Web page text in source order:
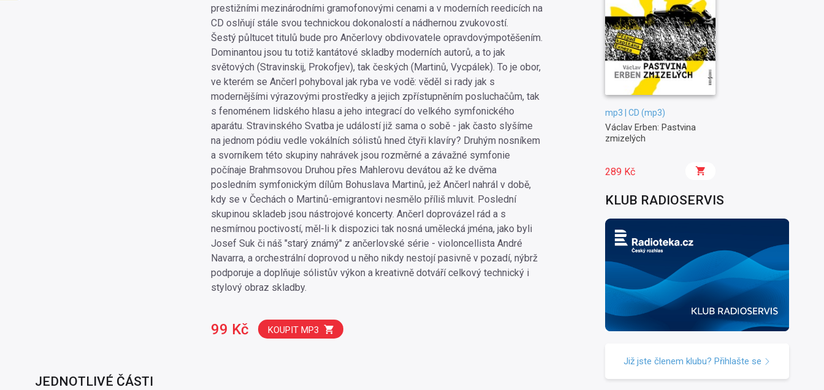
prestižními mezinárodními gramofonovými cenami a v moderních reedicích na
CD oslňují stále svou technickou dokonalostí a nádhernou zvukovostí.
Šestý půltucet titulů bude pro Ančerlovy obdivovatele opravdovýmpotěšením.
Dominantou jsou tu totiž kantátové skladby moderních autorů, a to jak
světových (Stravinskij, Prokofjev), tak českých (Martinů, Vycpálek). To je obor,
ve kterém se Ančerl pohyboval jak ryba ve vodě: věděl si rady jak s
modernějšími výrazovými prostředky a jejich zpřístupněním posluchačům, tak
s fenoménem lidského hlasu a jeho integrací do velkého symfonického
aparátu. Stravinského Svatba je událostí již sama o sobě - jak často slyšíme
na jednom pódiu vedle vokálních sólistů hned čtyři klavíry? Druhým nosníkem
a svorníkem této skupiny nahrávek jsou rozměrné a závažné symfonie
počínaje Brahmsovou Druhou přes Mahlerovu devátou až ke dvěma
posledním symfonickým dílům Bohuslava Martinů, jež Ančerl nahrál v době,
kdy se v Čechách o Martinů-emigrantovi nesmělo příliš mluvit. Poslední
skupinou skladeb jsou nástrojové koncerty. Ančerl doprovázel rád a s
nesmírnou poctivostí, měl-li k dispozici tak nosná umělecká jména, jako byli
Josef Suk či náš "starý známý" z ančerlovské série - violoncellista André
Navarra, a orchestrální doprovod u něho nikdy nestojí pasivně v pozadí, nýbrž
podporuje a doplňuje sólistův výkon a kreativně dotváří celkový technický i
stylový obraz skladby.
99 Kč KOUPIT MP3
JEDNOTLIVÉ ČÁSTI
mp3 | CD (mp3)
Václav Erben: Pastvina
zmizelých
289 Kč
KLUB RADIOSERVIS
Již jste členem klubu? Přihlašte se